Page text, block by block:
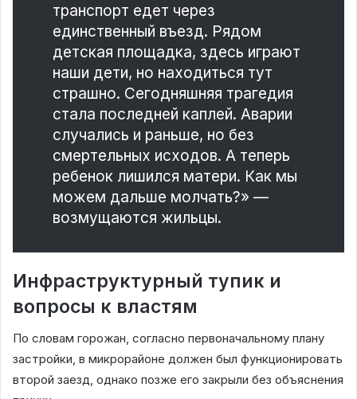
транспорт едет через
единственный въезд. Рядом
детская площадка, здесь играют
наши дети, но находиться тут
страшно. Сегодняшняя трагедия
стала последней каплей. Аварии
случались и раньше, но без
смертельных исходов. А теперь
ребенок лишился матери. Как мы
можем дальше молчать?» —
возмущаются жильцы.
Инфраструктурный тупик и
вопросы к властям
По словам горожан, согласно первоначальному плану
застройки, в микрорайоне должен был функционировать
второй заезд, однако позже его закрыли без объяснения